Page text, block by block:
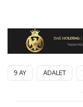
9 AY ADALET